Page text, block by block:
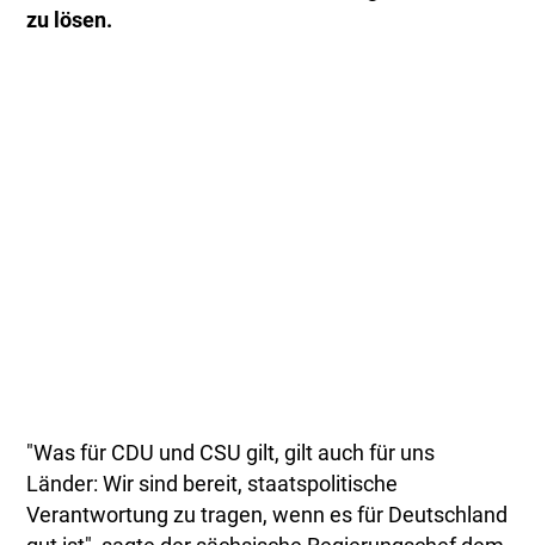
zu lösen.
"Was für CDU und CSU gilt, gilt auch für uns
Länder: Wir sind bereit, staatspolitische
Verantwortung zu tragen, wenn es für Deutschland